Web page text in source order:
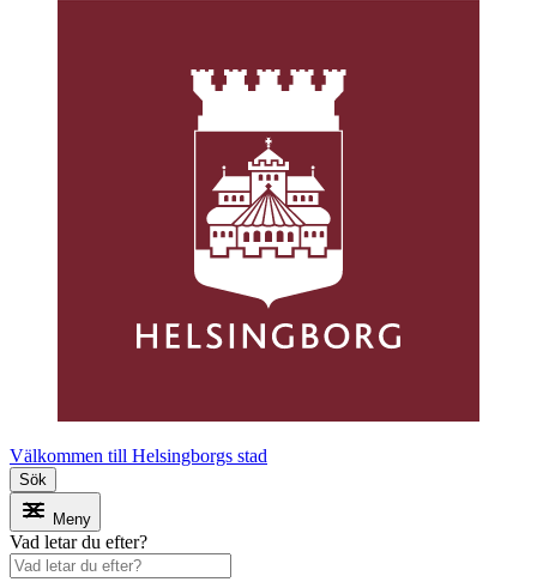
Välkommen till Helsingborgs stad
Sök
Meny
Vad letar du efter?